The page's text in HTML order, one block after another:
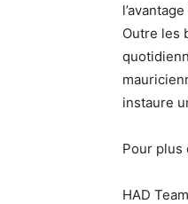
Outre les
instaure
Pour plus
HAD